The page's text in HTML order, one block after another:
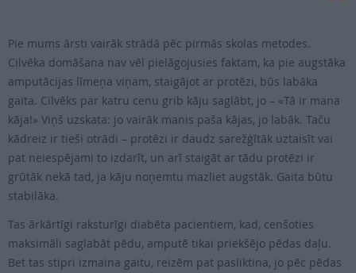
Pie mums ārsti vairāk strādā pēc pirmās skolas metodes.
Cilvēka domāšana nav vēl pielāgojusies faktam, ka pie augstāka
amputācijas līmeņa viņam, staigājot ar protēzi, būs labāka
gaita. Cilvēks par katru cenu grib kāju saglābt, jo – «Tā ir mana
kāja!» Viņš uzskata: jo vairāk manis paša kājas, jo labāk. Taču
kādreiz ir tieši otrādi – protēzi ir daudz sarežģītāk uztaisīt vai
pat neiespējami to izdarīt, un arī staigāt ar tādu protēzi ir
grūtāk nekā tad, ja kāju noņemtu mazliet augstāk. Gaita būtu
stabilāka.
Tas ārkārtīgi raksturīgi diabēta pacientiem, kad, cenšoties
maksimāli saglabāt pēdu, amputē tikai priekšējo pēdas daļu.
Bet tas stipri izmaina gaitu, reizēm pat pasliktina, jo pēc pēdas